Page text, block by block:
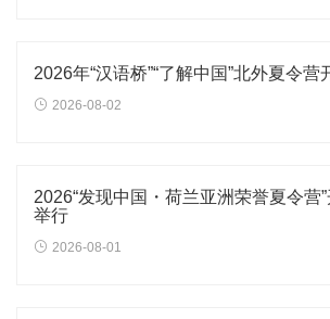
2026年“汉语桥”“了解中国”北外夏令营
2026-08-02
2026“发现中国・荷兰亚洲荣誉夏令营
举行
2026-08-01